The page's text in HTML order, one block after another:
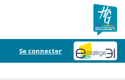
Se connecter